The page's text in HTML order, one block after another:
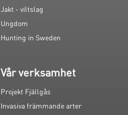
Jakt - viltslag
Ungdom
Hunting in Sweden
Vår verksamhet
Projekt Fjällgås
Invasiva främmande arter